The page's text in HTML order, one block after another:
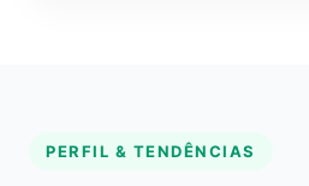
PERFIL & TENDÊNCIAS